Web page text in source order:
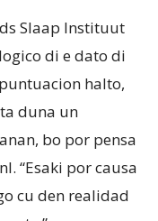
Slaap Instituut
di e dato di
halto,
duna un
bo por pensa
“Esaki por causa
cu den realidad